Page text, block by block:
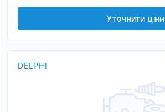
Уточнити ціни
DELPHI